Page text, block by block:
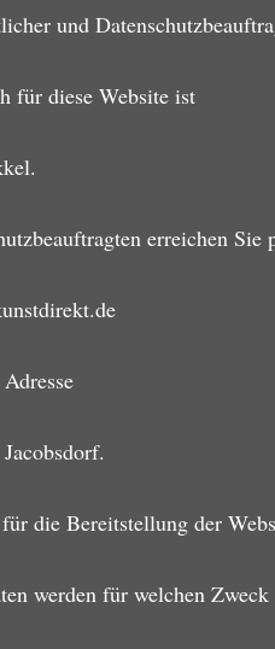
und
für diese Website ist
erreichen
die Bereitstellung der
werden für welchen Zweck